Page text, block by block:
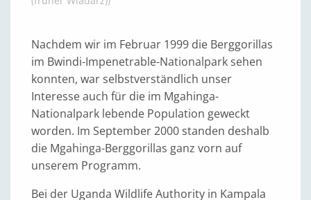
Nachdem wir im Februar 1999 die Berggorillas
im Bwindi-Impenetrable-Nationalpark sehen
konnten, war selbstverständlich unser
Interesse auch für die im Mgahinga-
Nationalpark lebende Population geweckt
worden. Im September 2000 standen deshalb
die Mgahinga-Berggorillas ganz vorn auf
unserem Programm.
Bei der Uganda Wildlife Authority in Kampala